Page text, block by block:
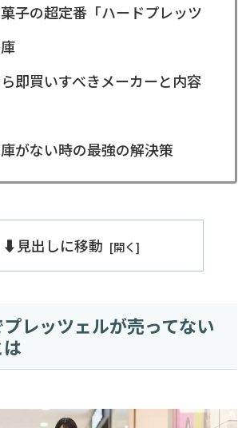
子の超定番「ハードプレッツ
即買いすべきメーカーと内容
がない時の最強の解決策
⬇️見出しに移動
レッツェルが売ってない